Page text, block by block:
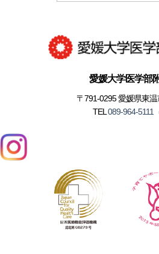
愛媛大学医学部
〒791-0295 愛媛県東
TEL089-964-5111